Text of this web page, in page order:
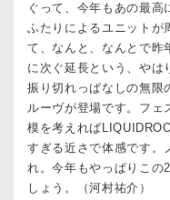
ぐって、今年もあの最
ふたりによるユニットが
て、なんと、なんとで昨
に次ぐ延長という、やは
振り切れっぱなしの無限
ルーヴが登場です。フェ
模を考えれば
すぎる近さで体感です。
れ。今年もやっぱりこの
しょう。（河村祐介）